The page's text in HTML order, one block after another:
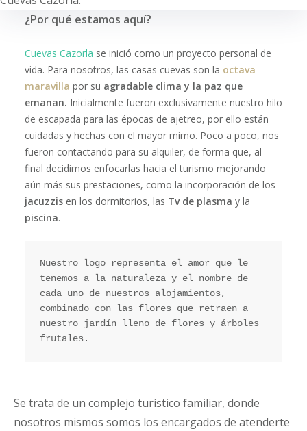
¿Por qué estamos aquí?
Cuevas Cazorla se inició como un proyecto personal de
vida. Para nosotros, las casas cuevas son la octava
maravilla por su agradable clima y la paz que
emanan. Inicialmente fueron exclusivamente nuestro hilo
de escapada para las épocas de ajetreo, por ello están
cuidadas y hechas con el mayor mimo. Poco a poco, nos
fueron contactando para su alquiler, de forma que, al
final decidimos enfocarlas hacia el turismo mejorando
aún más sus prestaciones, como la incorporación de los
jacuzzisen los dormitorios, las Tv de plasma y la
piscina.
Nuestro logo representa el amor que le
tenemos a la naturaleza y el nombre de
cada uno de nuestros alojamientos,
combinado con las flores que retraen a
nuestro jardín lleno de flores y árboles
frutales.
Se trata de un complejo turístico familiar, donde
nosotros mismos somos los encargados de atenderte